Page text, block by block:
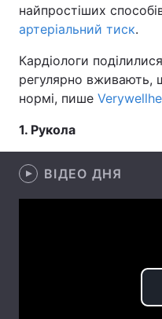
Україна
Спорт
Зброя
Здоров'я
найпростіших
артеріальний тиск.
Кардіологи
регулярно вживають,
нормі, пише
1. Рукола
ВІДЕО ДНЯ